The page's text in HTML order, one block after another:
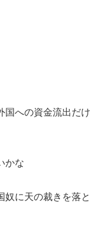
国への資金流出だけ
かな
に天の裁きを落と